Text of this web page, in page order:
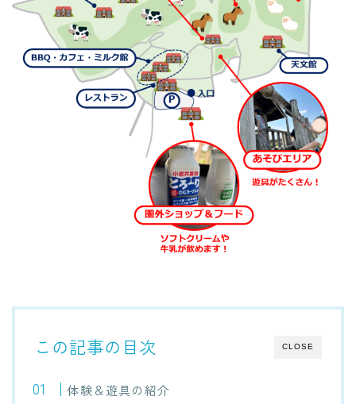
CLOSE
この記事の目次
体験＆遊具の紹介